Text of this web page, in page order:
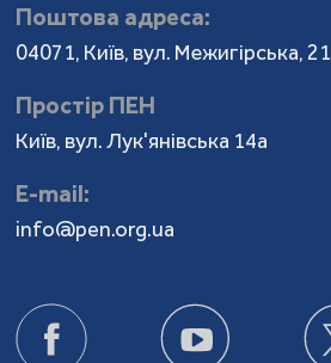
Поштова адреса:
04071, Київ, вул. Межигірська, 21
Простір ПЕН
Київ, вул. Лук'янівська 14а
Е-mail:
info@pen.org.ua